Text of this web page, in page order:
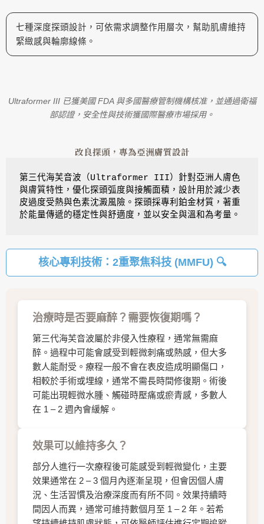
七種深度探頭設計，可依需求調整作用層次，幫助肌膚維持
緊緻感與輪廓線條。
Ultraformer III 已獲美國 FDA 與多國醫療管制機構核准，並通過衛福
部認證，安全性與技術獲國際醫療市場採用。
改良探頭，專為亞洲膚質設計
第三代海芙音波（Ultraformer III）針對亞洲人膚色
與膚質特性，優化探頭弧度與接觸面積，設計用於減少表
皮過度受熱與色素沈澱風險。探頭採專利鉑金材質，著重
於能量傳遞的穩定性與舒適度，並以安全與溫和為考量。
核心專利技術：2重聚焦科技 (MMFU)
治療時是否要麻醉？需要恢復期嗎？
第三代海芙音波屬於非侵入性療程，通常無需麻
醉。過程中可能會感受到輕微刺痛或熱感，但大多
數人能耐受。療程一般不會在表皮造成明顯傷口，
相較於手術或埋線，通常不需長時間修復期。術後
可能出現輕微水腫、觸碰時壓痛或瘀青感，多數人
在 1 – 2 週內會緩解。
效果可以維持多久？
部分人進行一次療程後可能感受到輕微變化，主要
效果通常在 2 – 3 個月內逐漸呈現，但會因個人膚
況、生活習慣及治療深度而有所不同。效果持續時
間因人而異，通常可維持數個月至 1 – 2 年。若希